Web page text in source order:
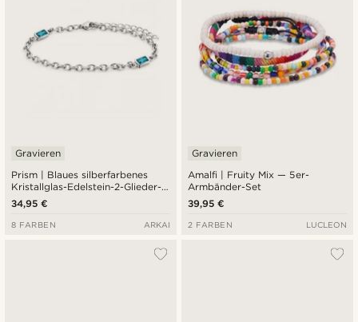
Prism | Blaues silberfarbenes
Kristallglas-Edelstein-2-Glieder-
Armband
Gravieren
34,95 €
8 FARBEN ARKAI
Amalfi | Fruity Mix — 5er-
Armbänder-Set
Gravieren
39,95 €
2 FARBEN LUCLEON